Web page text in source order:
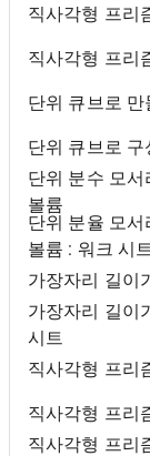
직사각형 프리
직사각형 프리
단위 큐브로
단위 큐브로
단위 분수 모
볼륨
단위 분율 모
볼륨 : 워크 시
가장자리 길이
가장자리 길이
시트
직사각형 프리
직사각형 프리
직사각형 프리